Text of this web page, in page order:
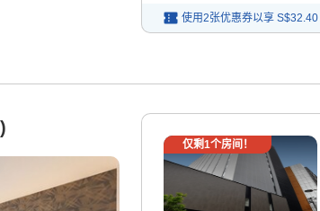
使用2张优惠券以享 S$32.40
仅剩1个房间！